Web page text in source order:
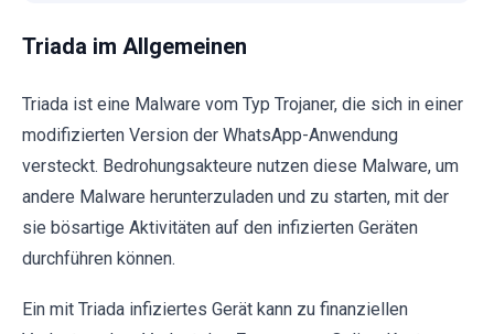
Triada im Allgemeinen
Triada ist eine Malware vom Typ Trojaner, die sich in einer
modifizierten Version der WhatsApp-Anwendung
versteckt. Bedrohungsakteure nutzen diese Malware, um
andere Malware herunterzuladen und zu starten, mit der
sie bösartige Aktivitäten auf den infizierten Geräten
durchführen können.
Ein mit Triada infiziertes Gerät kann zu finanziellen